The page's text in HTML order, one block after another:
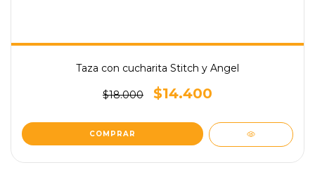
Taza con cucharita Stitch y Angel
$18.000 $14.400